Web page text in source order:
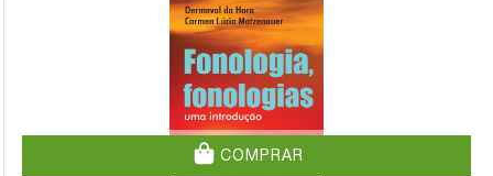
COMPRAR